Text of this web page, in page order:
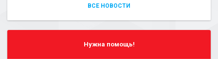
ВСЕ НОВОСТИ
Нужна помощь!